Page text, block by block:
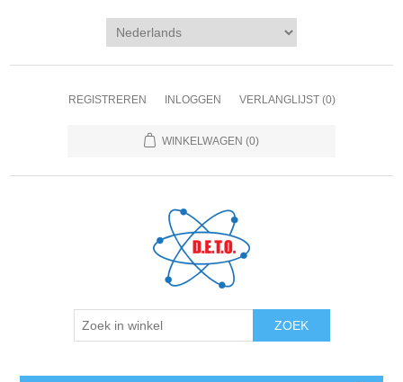
REGISTREREN INLOGGEN VERLANGLIJST (0)
WINKELWAGEN (0)
ZOEK